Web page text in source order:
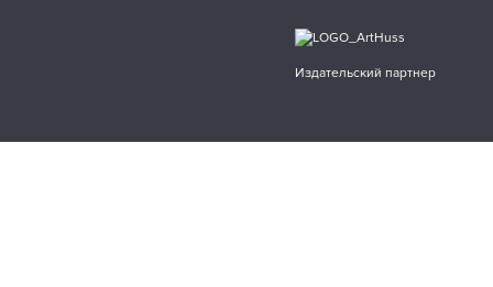
Издательский партнер